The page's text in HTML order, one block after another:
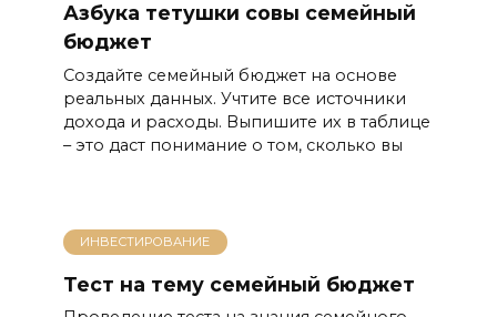
Азбука тетушки совы семейный
бюджет
Создайте семейный бюджет на основе
реальных данных. Учтите все источники
дохода и расходы. Выпишите их в таблице
– это даст понимание о том, сколько вы
ИНВЕСТИРОВАНИЕ
Тест на тему семейный бюджет